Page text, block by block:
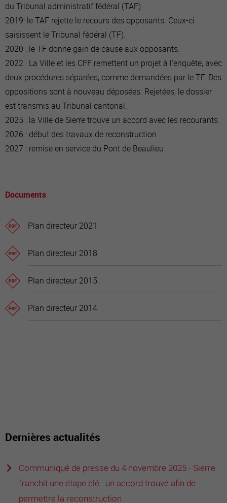
du Tribunal administratif fédéral (TAF)
2019: le TAF rejette le recours des opposants. Ceux-ci
saisissent le Tribunal fédéral (TF).
2020 : le TF donne gain de cause aux opposants.
2022 : La Ville et les CFF remettent un projet à l'enquête, avec
deux procédures séparées, comme demandées par le TF. Des
oppositions sont à nouveau déposées. Rejetées, le dossier
est transmis au Tribunal cantonal.
2025 : la Ville de Sierre trouve un accord avec les recourants.
2026 : début des travaux de reconstruction
2027 : remise en service du Pont de Beaulieu
Documents
Plan directeur 2021
Plan directeur 2018
Plan directeur 2015
Plan directeur 2014
Dernières actualités
Communiqué de presse du 4 novembre 2025 - Sierre
franchit une étape clé : un accord trouvé afin de
permettre la reconstruction